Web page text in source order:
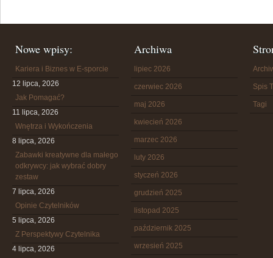
Nowe wpisy:
Kariera i Biznes w E-sporcie
12 lipca, 2026
Jak Pomagać?
11 lipca, 2026
Wnętrza i Wykończenia
8 lipca, 2026
Zabawki kreatywne dla małego
odkrywcy: jak wybrać dobry
zestaw
7 lipca, 2026
Opinie Czytelników
5 lipca, 2026
Z Perspektywy Czytelnika
4 lipca, 2026
Archiwa
lipiec 2026
czerwiec 2026
maj 2026
kwiecień 2026
marzec 2026
luty 2026
styczeń 2026
grudzień 2025
listopad 2025
październik 2025
wrzesień 2025
Spis
Tagi